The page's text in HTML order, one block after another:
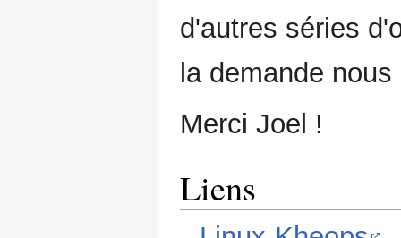
d'autres séries
la demande
Merci Joel !
Liens